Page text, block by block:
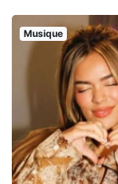
Musique